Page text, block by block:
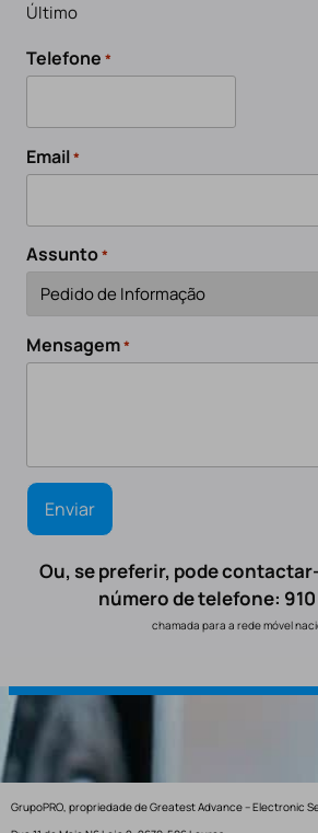
Último
Telefone *
Email*
Assunto*
Mensagem*
Ou, se preferir, pode
número de telefone:
chamada para a rede móvel
GrupoPRO, propriedade de Greatest Advance – Electronic